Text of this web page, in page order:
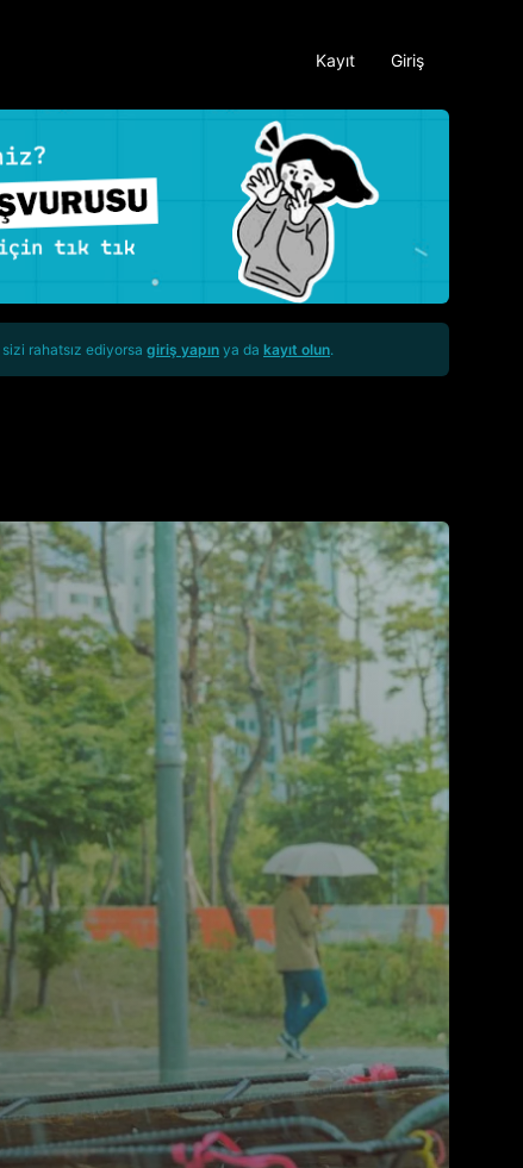
Kayıt Giriş
rahatsız ediyorsa giriş yapın ya da kayıt olun.